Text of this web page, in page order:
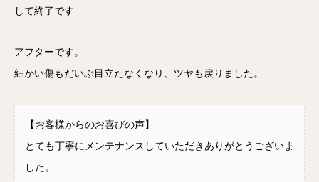
して終了です
アフターです。
細かい傷もだいぶ目立たなくなり、ツヤも戻りました。
【お客様からのお喜びの声】
とても丁寧にメンテナンスしていただきありがとうございま
した。